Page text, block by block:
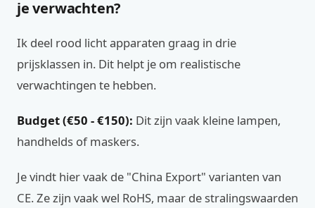
je verwachten?
Ik deel rood licht apparaten graag in drie
prijsklassen in. Dit helpt je om realistische
verwachtingen te hebben.
Budget (€50 - €150): Dit zijn vaak kleine lampen,
handhelds of maskers.
Je vindt hier vaak de "China Export" varianten van
CE. Ze zijn vaak wel RoHS, maar de stralingswaarden